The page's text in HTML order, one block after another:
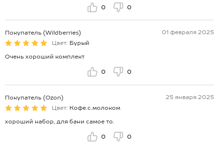
0 0
Покупатель (Wildberries)
01 февраля 2025
Цвет: Бурый
Очень хороший комплект
0 0
Покупатель (Ozon)
25 января 2025
Цвет: Кофе.с.молоком
хороший набор, для бани самое то.
0 0